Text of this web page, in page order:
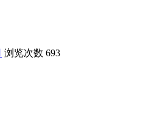
浏览次数 693